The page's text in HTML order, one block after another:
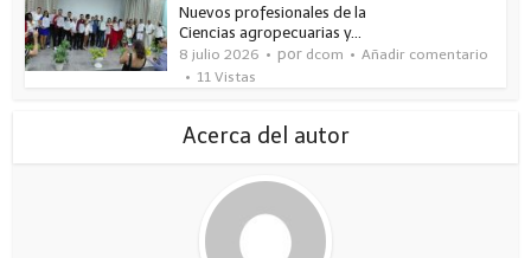
Nuevos profesionales de la
Ciencias agropecuarias y...
8 julio 2026 por dcom
Añadir comentario
11 Vistas
Acerca del autor